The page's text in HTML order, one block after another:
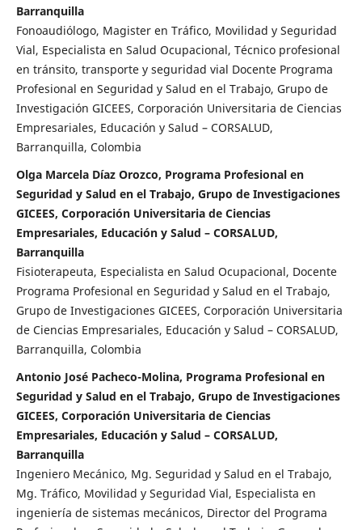
Barranquilla
Fonoaudiólogo, Magister en Tráfico, Movilidad y Seguridad
Vial, Especialista en Salud Ocupacional, Técnico profesional
en tránsito, transporte y seguridad vial Docente Programa
Profesional en Seguridad y Salud en el Trabajo, Grupo de
Investigación GICEES, Corporación Universitaria de Ciencias
Empresariales, Educación y Salud – CORSALUD,
Barranquilla, Colombia
Olga Marcela Díaz Orozco, Programa Profesional en
Seguridad y Salud en el Trabajo, Grupo de Investigaciones
GICEES, Corporación Universitaria de Ciencias
Empresariales, Educación y Salud – CORSALUD,
Barranquilla
Fisioterapeuta, Especialista en Salud Ocupacional, Docente
Programa Profesional en Seguridad y Salud en el Trabajo,
Grupo de Investigaciones GICEES, Corporación Universitaria
de Ciencias Empresariales, Educación y Salud – CORSALUD,
Barranquilla, Colombia
Antonio José Pacheco-Molina, Programa Profesional en
Seguridad y Salud en el Trabajo, Grupo de Investigaciones
GICEES, Corporación Universitaria de Ciencias
Empresariales, Educación y Salud – CORSALUD,
Barranquilla
Ingeniero Mecánico, Mg. Seguridad y Salud en el Trabajo,
Mg. Tráfico, Movilidad y Seguridad Vial, Especialista en
ingeniería de sistemas mecánicos, Director del Programa